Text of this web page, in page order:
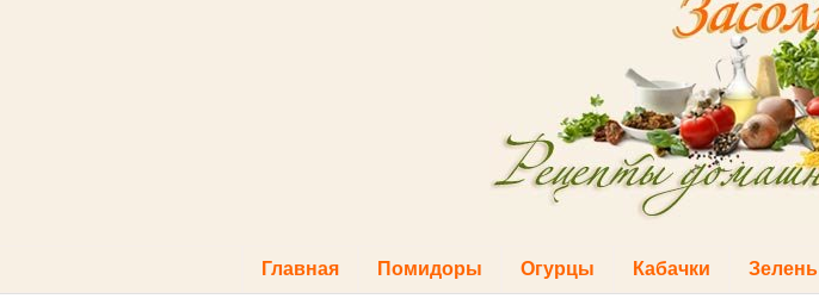
Главная Помидоры Огурцы Кабачки Зелень